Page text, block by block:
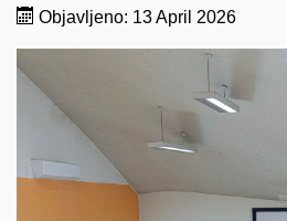
Objavljeno: 13 April 2026